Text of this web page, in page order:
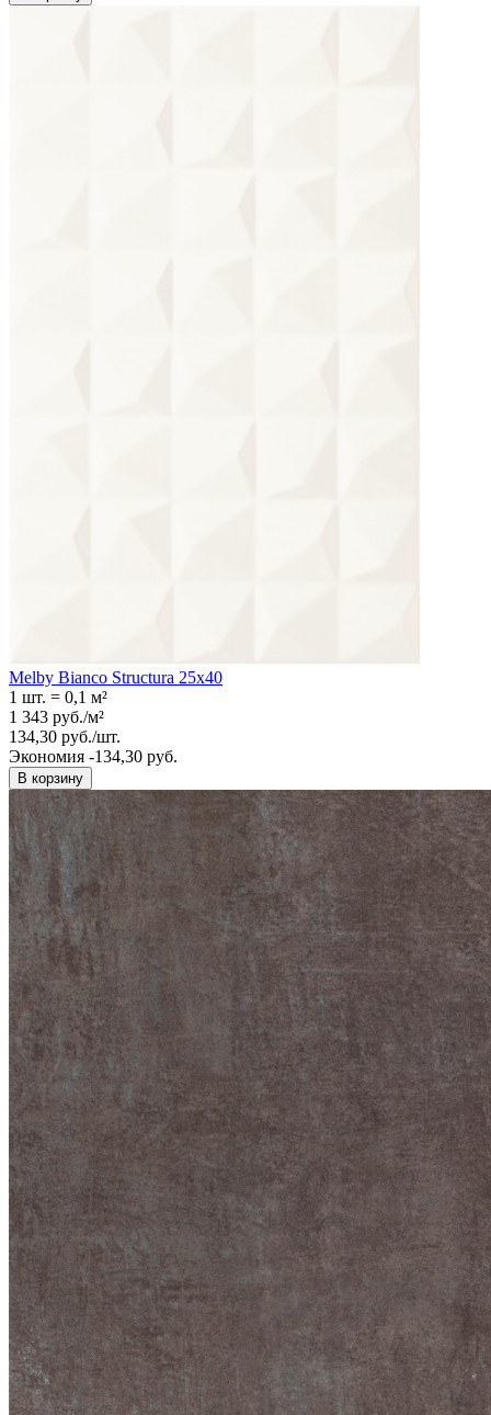
Melby Bianco Structura 25х40
1 шт. = 0,1 м²
1 343 руб./м²
134,30 руб./шт.
Экономия -134,30 руб.
В корзину